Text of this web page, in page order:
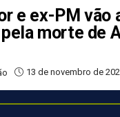
e ex-PM vão
morte de
13 de novembro de